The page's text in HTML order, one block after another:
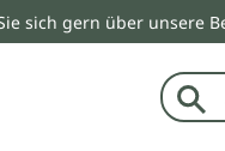
sich gern über unsere